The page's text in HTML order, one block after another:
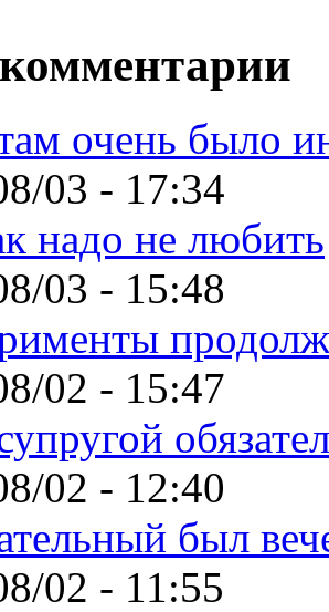
очень было
03 - 17:34
надо не любить
03 - 15:48
02 - 15:47
02 - 12:40
был
02 - 11:55